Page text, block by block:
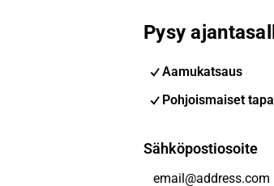
Pysy
Aamukatsaus
Pohjoismaiset
Sähköpostiosoite